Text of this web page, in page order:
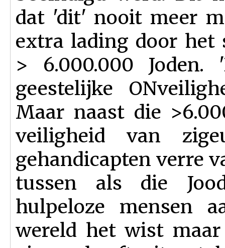
dat 'dit' nooit meer
extra lading door het
> 6.000.000
geestelijke
Maar naast die
veiligheid van
gehandicapten verre
tussen als die
hulpeloze mensen
wereld het wist